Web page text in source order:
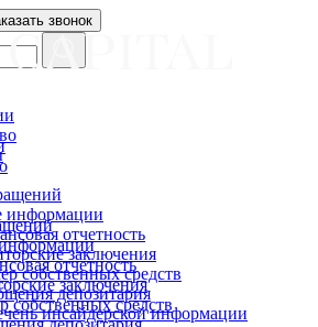
отчетность
заключения
собственных средств
звонок
информации
отчетность
заключения
собственных средств
депозитария
инсайдерской информации